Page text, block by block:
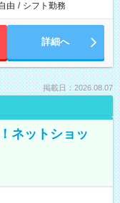
由 / シフト勤務
詳細へ
掲載日：2026.08.07
ネットショッ